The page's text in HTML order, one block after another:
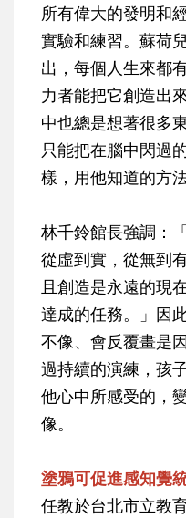
所有偉大的發明和
實驗和練習。蘇荷
出，每個人生來都
力者能把它創造出
中也總是想著很多
只能把在腦中閃過
樣，用他知道的方
林千鈴館長強調：
從虛到實，從無到
且創造是永遠的現
達成的任務。」因
不像、會反覆畫是
過持續的演練，孩
他心中所感受的，
像。
塗鴉可促進感知覺
任教於台北市立教